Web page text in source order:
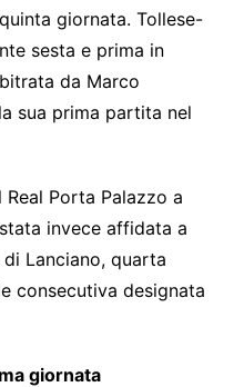
giornata. Tollese-
sesta e prima in
da Marco
sua prima partita nel
Porta Palazzo a
invece affidata a
Lanciano, quarta
consecutiva designata
giornata